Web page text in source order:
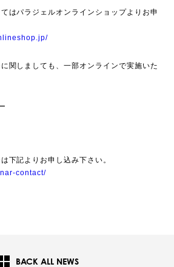
はパラジェルオンラインショップよりお申
関しましても、一部オンラインで実施いた
下記よりお申し込み下さい。
contact/
BACK ALL NEWS